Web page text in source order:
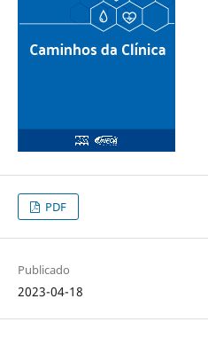
PDF
Publicado
2023-04-18